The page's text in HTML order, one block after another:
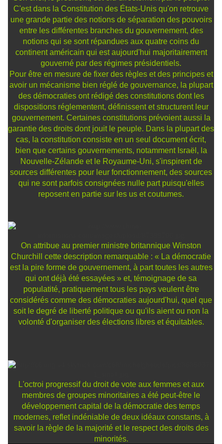
C'est dans la Constitution des États-Unis qu'on retrouve
une grande partie des notions de séparation des pouvoirs
entre les différentes branches du gouvernement, des
notions qui se sont répandues aux quatre coins du
continent américain qui est aujourd'hui majoritairement
gouverné par des régimes présidentiels.
Pour être en mesure de fixer des règles et des principes et
avoir un mécanisme bien réglé de gouvernance, la plupart
des démocraties ont rédigé des constitutions dont les
dispositions réglementent, définissent et structurent leur
gouvernement. Certaines constitutions prévoient aussi la
garantie des droits dont jouit le peuple. Dans la plupart des
cas, la constitution consiste en un seul document écrit,
bien que certains gouvernements, notamment Israël, la
Nouvelle-Zélande et le Royaume-Uni, s'inspirent de
sources différentes pour leur fonctionnement, des sources
qui ne sont parfois consignées nulle part puisqu'elles
reposent en partie sur les us et coutumes.
On attribue au premier ministre britannique Winston
Churchill cette description remarquable : « La démocratie
est la pire forme de gouvernement, à part toutes les autres
qui ont déjà été essayées » et, témoignage de sa
populatité, pratiquement tous les pays veulent être
considérés comme des démocraties aujourd'hui, quel que
soit le degré de liberté politique ou qu'ils aient ou non la
volonté d'organiser des élections libres et équitables.
L'octroi progressif du droit de vote aux femmes et aux
membres de groupes minoritaires a été peut-être le
développement capital de la démocratie des temps
modernes, reflet indéniable de deux idéaux constants, à
savoir la règle de la majorité et le respect des droits des
minorités.